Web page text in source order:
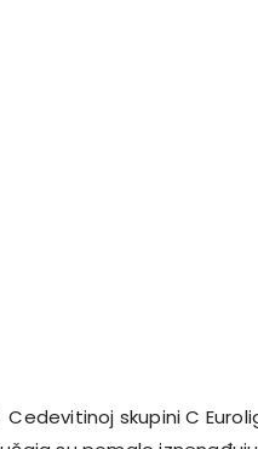
Cedevitinoj skupini C